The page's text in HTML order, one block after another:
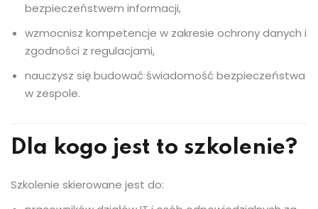
bezpieczeństwem informacji,
wzmocnisz kompetencje w zakresie ochrony danych i
zgodności z regulacjami,
nauczysz się budować świadomość bezpieczeństwa
w zespole.
Dla kogo jest to szkolenie?
Szkolenie skierowane jest do: